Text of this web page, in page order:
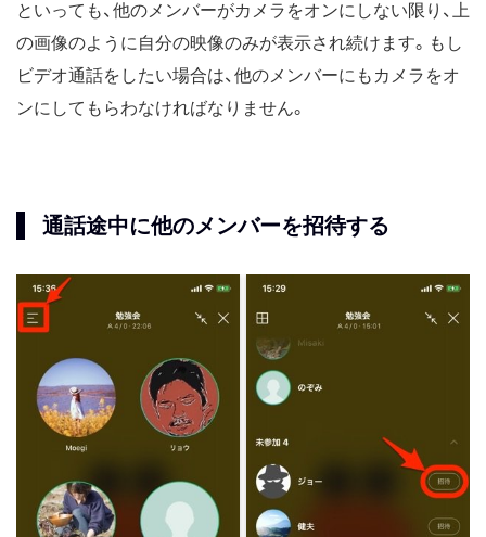
といっても、他のメンバーがカメラをオンにしない限り、上
の画像のように自分の映像のみが表示され続けます。もし
ビデオ通話をしたい場合は、他のメンバーにもカメラをオ
ンにしてもらわなければなりません。
通話途中に他のメンバーを招待する